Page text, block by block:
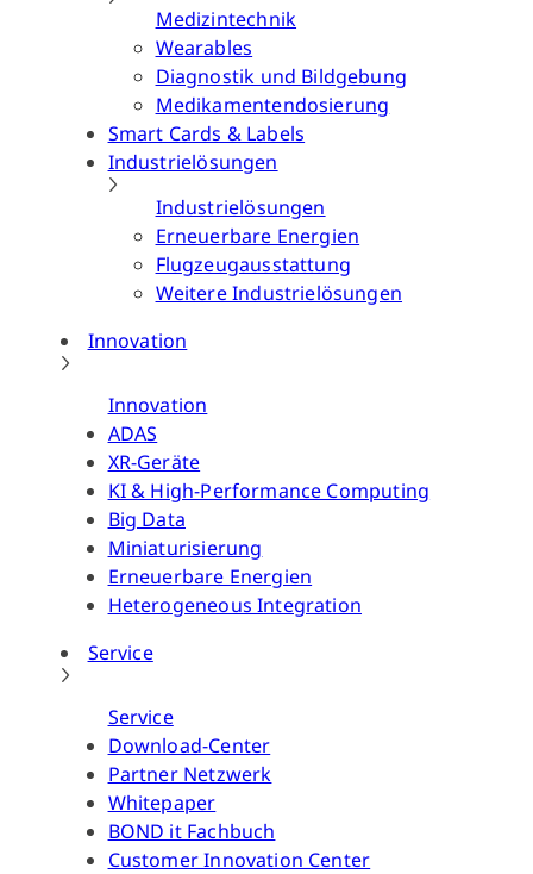
Medizintechnik
Wearables
Diagnostik und Bildgebung
Medikamentendosierung
Smart Cards & Labels
Industrielösungen
Industrielösungen
Erneuerbare Energien
Flugzeugausstattung
Weitere Industrielösungen
Innovation
Innovation
ADAS
XR-Geräte
KI & High-Performance Computing
Big Data
Miniaturisierung
Erneuerbare Energien
Heterogeneous Integration
Service
Service
Download-Center
Partner Netzwerk
Whitepaper
BOND it Fachbuch
Customer Innovation Center